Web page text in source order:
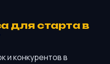
для старта в
и конкурентов в